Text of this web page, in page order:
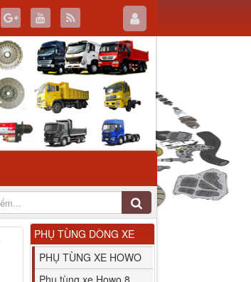
PHỤ TÙNG DÒNG XE
PHỤ TÙNG XE HOWO
Phụ tùng xe Howo 8